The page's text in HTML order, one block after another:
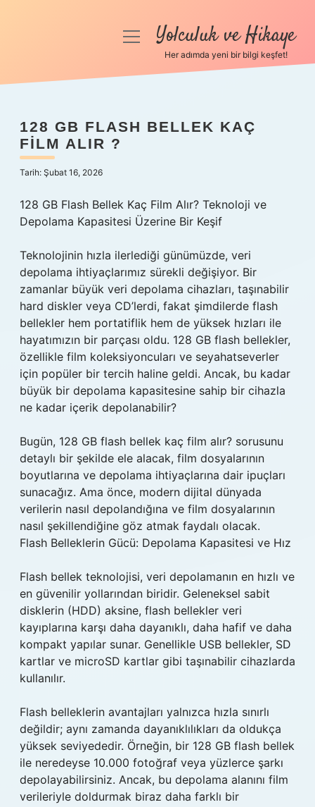
Anasayfa
Yasal Uyarı
Hakkımızda
menüyüYolculuk ve Hikaye
Her adımda yeni bir bilgi keşfet!
128 GB FLASH BELLEK KAÇ
FILM ALIR ?
Tarih: Şubat 16, 2026
128 GB Flash Bellek Kaç Film Alır? Teknoloji ve
Depolama Kapasitesi Üzerine Bir Keşif
Teknolojinin hızla ilerlediği günümüzde, veri
depolama ihtiyaçlarımız sürekli değişiyor. Bir
zamanlar büyük veri depolama cihazları, taşınabilir
hard diskler veya CD’lerdi, fakat şimdilerde flash
bellekler hem portatiflik hem de yüksek hızları ile
hayatımızın bir parçası oldu. 128 GB flash bellekler,
özellikle film koleksiyoncuları ve seyahatseverler
için popüler bir tercih haline geldi. Ancak, bu kadar
büyük bir depolama kapasitesine sahip bir cihazla
ne kadar içerik depolanabilir?
Bugün, 128 GB flash bellek kaç film alır? sorusunu
detaylı bir şekilde ele alacak, film dosyalarının
boyutlarına ve depolama ihtiyaçlarına dair ipuçları
sunacağız. Ama önce, modern dijital dünyada
verilerin nasıl depolandığına ve film dosyalarının
nasıl şekillendiğine göz atmak faydalı olacak.
Flash Belleklerin Gücü: Depolama Kapasitesi ve Hız
Flash bellek teknolojisi, veri depolamanın en hızlı ve
en güvenilir yollarından biridir. Geleneksel sabit
disklerin (HDD) aksine, flash bellekler veri
kayıplarına karşı daha dayanıklı, daha hafif ve daha
kompakt yapılar sunar. Genellikle USB bellekler, SD
kartlar ve microSD kartlar gibi taşınabilir cihazlarda
kullanılır.
Flash belleklerin avantajları yalnızca hızla sınırlı
değildir; aynı zamanda dayanıklılıkları da oldukça
yüksek seviyededir. Örneğin, bir 128 GB flash bellek
ile neredeyse 10.000 fotoğraf veya yüzlerce şarkı
depolayabilirsiniz. Ancak, bu depolama alanını film
verileriyle doldurmak biraz daha farklı bir